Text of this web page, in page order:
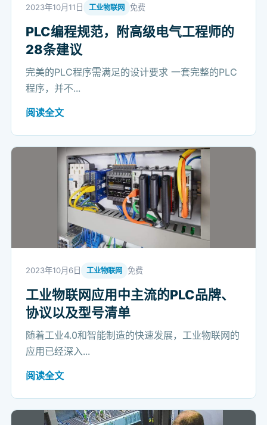
2023年10月11日 工业物联网 免费
PLC编程规范，附高级电气工程师的
28条建议
完美的PLC程序需满足的设计要求 一套完整的PLC
程序，并不...
阅读全文
2023年10月6日 工业物联网 免费
工业物联网应用中主流的PLC品牌、
协议以及型号清单
随着工业4.0和智能制造的快速发展，工业物联网的
应用已经深入...
阅读全文